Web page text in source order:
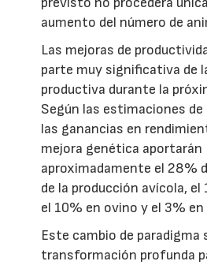
aumento del número de
Las mejoras de
parte muy significativa de
productiva durante la
Según las estimaciones de
las ganancias en
mejora genética aportarán
aproximadamente el 28%
de la producción avícola, el
el 10% en ovino y el 3% en
Este cambio de paradigma
transformación profunda